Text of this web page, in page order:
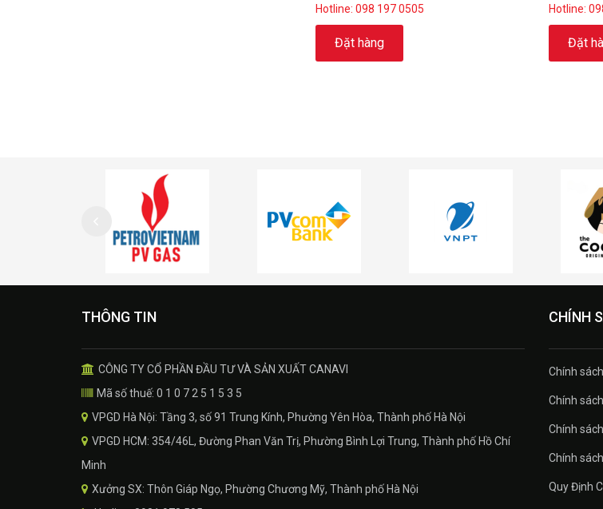
Hotline: 098 197 0505
Đặt hàng
Hotline:
Đặt
THÔNG TIN
CÔNG TY CỔ PHẦN ĐẦU TƯ VÀ SẢN XUẤT CANAVI
Mã số thuế: 0 1 0 7 2 5 1 5 3 5
VPGD Hà Nội: Tầng 3, số 91 Trung Kính, Phường Yên Hòa, Thành phố Hà Nội
VPGD HCM: 354/46L, Đường Phan Văn Trị, Phường Bình Lợi Trung, Thành phố Hồ Chí
Minh
Xưởng SX: Thôn Giáp Ngọ, Phường Chương Mỹ, Thành phố Hà Nội
CHÍNH
Chính
Chính
Chính
Chính
Quy Định